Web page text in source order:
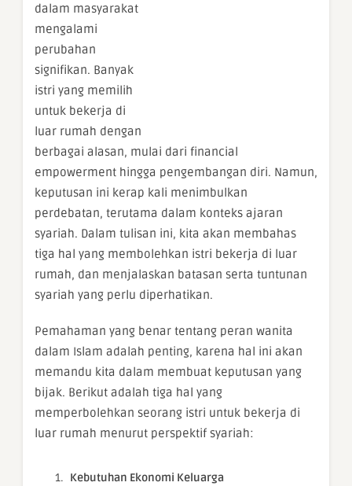
dalam masyarakat
mengalami
perubahan
signifikan. Banyak
istri yang memilih
untuk bekerja di
luar rumah dengan
berbagai alasan, mulai dari financial
empowerment hingga pengembangan diri. Namun,
keputusan ini kerap kali menimbulkan
perdebatan, terutama dalam konteks ajaran
syariah. Dalam tulisan ini, kita akan membahas
tiga hal yang membolehkan istri bekerja di luar
rumah, dan menjalaskan batasan serta tuntunan
syariah yang perlu diperhatikan.
Pemahaman yang benar tentang peran wanita
dalam Islam adalah penting, karena hal ini akan
memandu kita dalam membuat keputusan yang
bijak. Berikut adalah tiga hal yang
memperbolehkan seorang istri untuk bekerja di
luar rumah menurut perspektif syariah:
Kebutuhan Ekonomi Keluarga